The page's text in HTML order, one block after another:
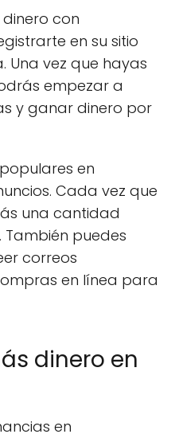
con
en su sitio
Una vez que hayas
empezar a
y ganar dinero por
en
Cada vez que
una cantidad
puedes
correos
en línea para
dinero en
en